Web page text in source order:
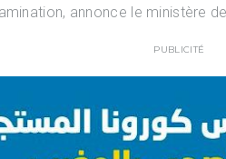
annonce le ministère
PUBLICITÉ